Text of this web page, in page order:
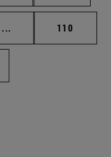
... Páginas intermedias
Página
110